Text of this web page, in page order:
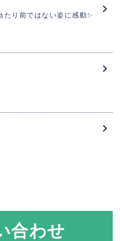
たり前ではない姿に感動✨
合わせ